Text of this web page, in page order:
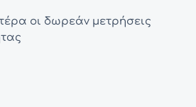
οι δωρεάν μετρήσεις